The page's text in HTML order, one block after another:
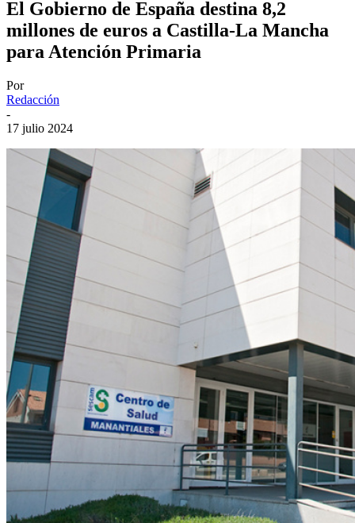
El Gobierno de España destina 8,2
millones de euros a Castilla-La Mancha
para Atención Primaria
Por
Redacción
-
17 julio 2024